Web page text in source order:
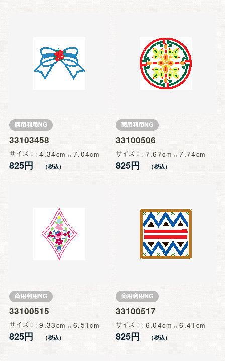
33103458
サイズ 4.34 7.04
825円
33100506
サイズ 7.67 7.74
825円
33100515
サイズ 9.33 6.51
825円
33100517
サイズ 6.04 6.41
825円